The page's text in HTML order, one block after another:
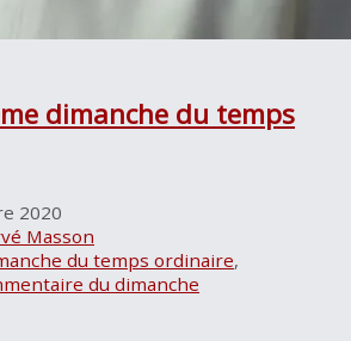
dimanche du temps
2020
Masson
du temps ordinaire,
du dimanche